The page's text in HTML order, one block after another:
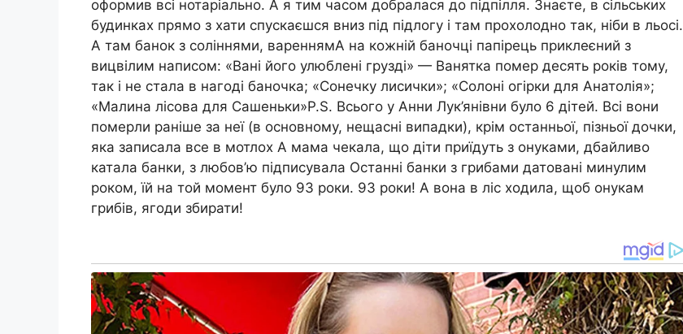
оформив всі нотаріально. А я тим часом добралася до підпілля. Знаєте, в сільських
будинках прямо з хати спускаєшся вниз під підлогу і там прохолодно так, ніби в льосі.
А там банок з соліннями, вареннямА на кожній баночці папірець приклеєний з
вицвілим написом: «Вані його улюблені грузді» — Ванятка помер десять років тому,
так і не стала в нагоді баночка; «Сонечку лисички»; «Солоні огірки для Анатолія»;
«Малина лісова для Сашеньки»P.S. Всього у Анни Лук’янівни було 6 дітей. Всі вони
померли раніше за неї (в основному, нещасні випадки), крім останньої, пізньої дочки,
яка записала все в мотлох А мама чекала, що діти приїдуть з онуками, дбайливо
катала банки, з любов’ю підписувала Останні банки з грибами датовані минулим
роком, їй на той момент було 93 роки. 93 роки! А вона в ліс ходила, щоб онукам
грибів, ягоди збирати!